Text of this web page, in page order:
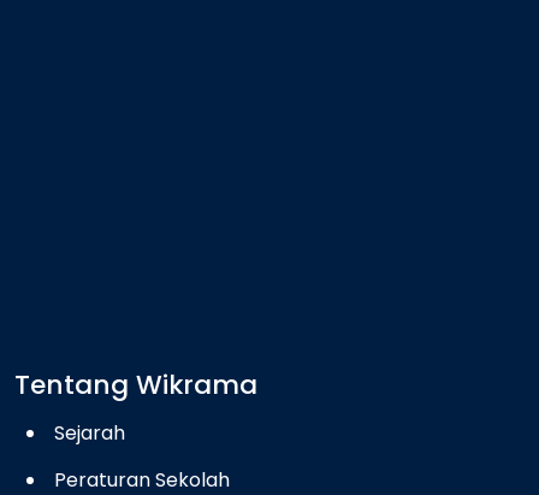
Tentang Wikrama
Sejarah
Peraturan Sekolah